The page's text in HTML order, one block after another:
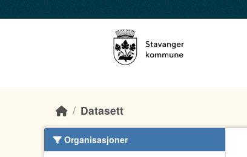
Datasett
Organisasjoner